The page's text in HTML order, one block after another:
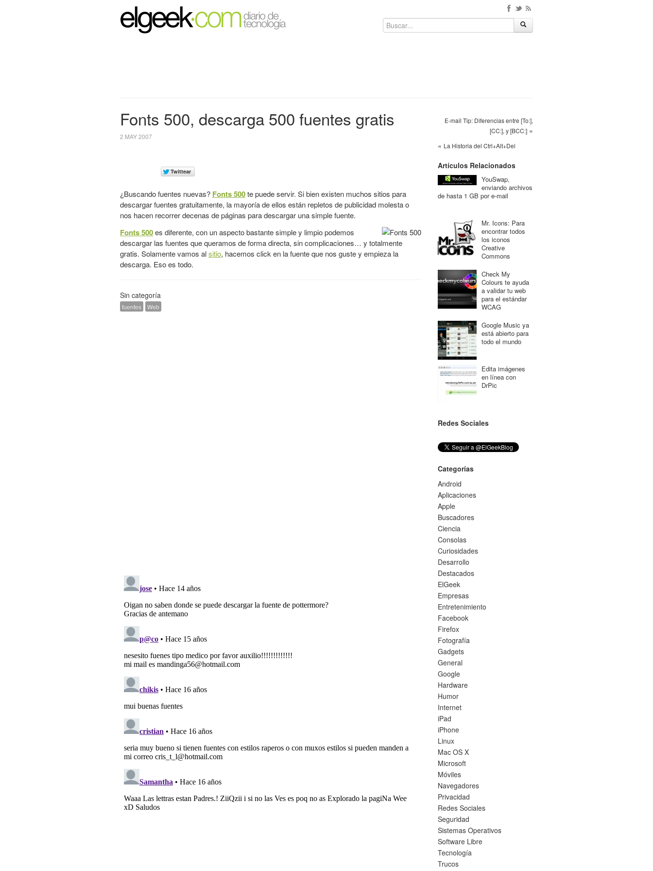
Fonts 500, descarga 500 fuentes gratis
2 MAY 2007
¿Buscando fuentes nuevas? Fonts 500te puede servir. Si bien existen muchos sitios para
descargar fuentes gratuitamente, la mayoría de ellos están repletos de publicidad molesta o
nos hacen recorrer decenas de páginas para descargar una simple fuente.
Fonts 500es diferente, con un aspecto bastante simple y limpio podemos
descargar las fuentes que queramos de forma directa, sin complicaciones… y totalmente
gratis. Solamente vamos alsitio, hacemos click en la fuente que nos guste y empieza la
descarga. Eso es todo.
Sin categoría
fuentes Web
E-mail Tip: Diferencias entre [To:],
[CC:], y [BCC:] »
« La Historia del Ctrl+Alt+Del
Artículos Relacionados
YouSwap,
enviando archivos
de hasta 1 GB por e-mail
Mr. Icons: Para
encontrar todos
los iconos
Creative
Commons
Check My
Colours te ayuda
a validar tu web
para el estándar
WCAG
Google Music ya
está abierto para
todo el mundo
Edita imágenes
en línea con
DrPic
Redes Sociales
Categorías
Android
Aplicaciones
Apple
Buscadores
Ciencia
Consolas
Curiosidades
Desarrollo
Destacados
ElGeek
Empresas
Entretenimiento
Facebook
Firefox
Fotografía
Gadgets
General
Google
Hardware
Humor
Internet
iPad
iPhone
Linux
Mac OS X
Microsoft
Móviles
Navegadores
Privacidad
Redes Sociales
Seguridad
Sistemas Operativos
Software Libre
Tecnología
Trucos